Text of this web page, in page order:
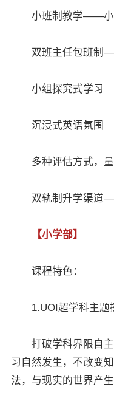
小班制教学——小
双班主任包班制
小组探究式学习
沉浸式英语氛围
多种评估方式，量
双轨制升学渠道
【小学部】
课程特色：
1.UOI超学科主题
打破学科界限自主
习自然发生，不改变
法，与现实的世界产